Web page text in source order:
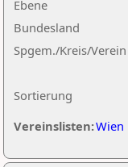
Ebene
Sortierung
Bundesland
Spgem./Kreis/Verein
Vereinslisten:Wien